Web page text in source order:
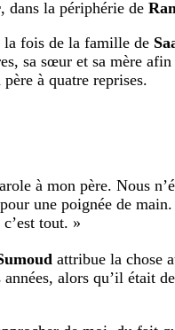
, dans la périphérie de
la fois de la famille de
sa sœur et sa mère afin
à quatre reprises.
à mon père. Nous
une poignée de
tout. »
attribue la chose
alors qu’il était